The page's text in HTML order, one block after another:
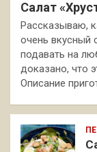
Салат
Рассказываю,
очень вкусный
подавать на
доказано, что
Описание